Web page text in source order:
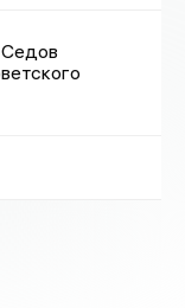
Седов